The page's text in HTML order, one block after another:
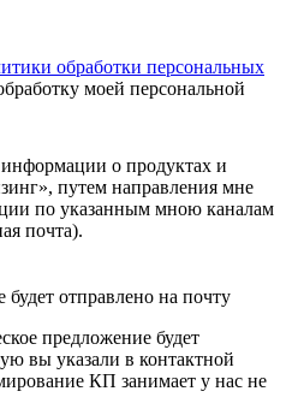
обработки персональных
моей персональной
о продуктах и
путем направления мне
по указанным мною каналам
почта).
отправлено на почту
предложение будет
вы указали в контактной
КП занимает у нас не